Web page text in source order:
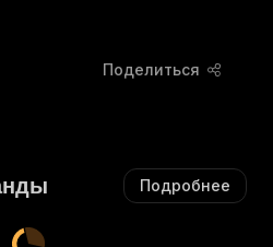
Поделиться
Подробнее